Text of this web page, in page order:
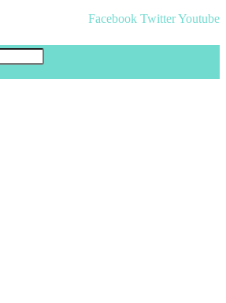
Facebook TwitterYoutube